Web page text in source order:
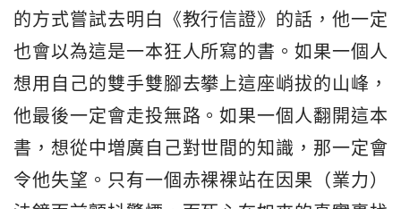
的方式嘗試去明白《教行信證》的話，他一定
也會以為這是一本狂人所寫的書。如果一個人
想用自己的雙手雙腳去攀上這座峭拔的山峰，
他最後一定會走投無路。如果一個人翻開這本
書，想從中増廣自己對世間的知識，那一定會
令他失望。只有一個赤裸裸站在因果（業力）